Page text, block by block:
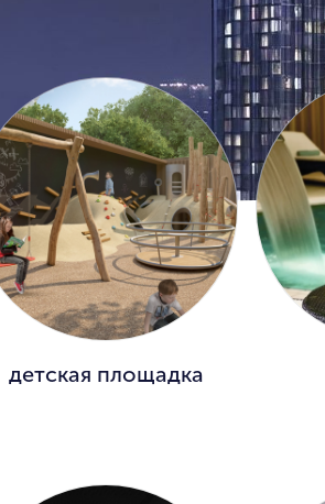
детская площадка